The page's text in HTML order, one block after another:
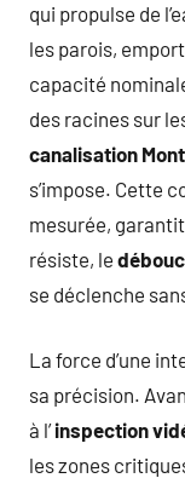
qui propulse de
les parois,
capacité
des racines sur
canalisation
s’impose. Cette
mesurée,
résiste, le
se déclenche
La force d’une
sa précision.
à l’inspection
les zones